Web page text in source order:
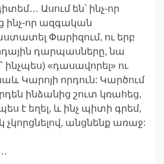
Ասում են՝ ինչ-որ
որ ազգական
Փարիզում, ու երբ
դարպասները, նա
ինչպես) «դասավորել» ու
Կարոյի որդուն: Կարծում
ինձանից շուտ կռահեց,
է եղել, և ինչ պիտի գրեմ,
անցնենք առաջ: